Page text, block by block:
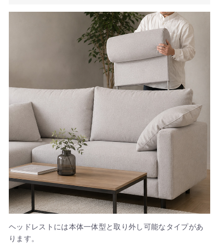
ヘッドレストには本体一体型と取り外し可能なタイプがあ
ります。